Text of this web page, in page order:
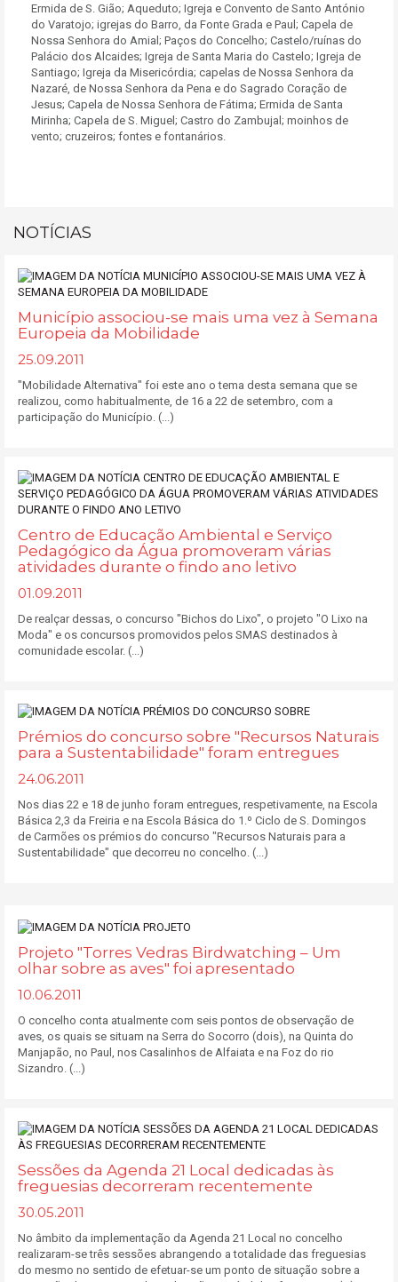
Ermida de S. Gião; Aqueduto; Igreja e Convento de Santo António
do Varatojo; igrejas do Barro, da Fonte Grada e Paul; Capela de
Nossa Senhora do Amial; Paços do Concelho; Castelo/ruínas do
Palácio dos Alcaides; Igreja de Santa Maria do Castelo; Igreja de
Santiago; Igreja da Misericórdia; capelas de Nossa Senhora da
Nazaré, de Nossa Senhora da Pena e do Sagrado Coração de
Jesus; Capela de Nossa Senhora de Fátima; Ermida de Santa
Mirinha; Capela de S. Miguel; Castro do Zambujal; moinhos de
vento; cruzeiros; fontes e fontanários.
NOTÍCIAS
Município associou-se mais uma vez à Semana
Europeia da Mobilidade
25.09.2011
"Mobilidade Alternativa" foi este ano o tema desta semana que se
realizou, como habitualmente, de 16 a 22 de setembro, com a
participação do Município. (...)
Centro de Educação Ambiental e Serviço
Pedagógico da Água promoveram várias
atividades durante o findo ano letivo
01.09.2011
De realçar dessas, o concurso "Bichos do Lixo", o projeto "O Lixo na
Moda" e os concursos promovidos pelos SMAS destinados à
comunidade escolar. (...)
Prémios do concurso sobre "Recursos Naturais
para a Sustentabilidade" foram entregues
24.06.2011
Nos dias 22 e 18 de junho foram entregues, respetivamente, na Escola
Básica 2,3 da Freiria e na Escola Básica do 1.º Ciclo de S. Domingos
de Carmões os prémios do concurso "Recursos Naturais para a
Sustentabilidade" que decorreu no concelho. (...)
Projeto "Torres Vedras Birdwatching – Um
olhar sobre as aves" foi apresentado
10.06.2011
O concelho conta atualmente com seis pontos de observação de
aves, os quais se situam na Serra do Socorro (dois), na Quinta do
Manjapão, no Paul, nos Casalinhos de Alfaiata e na Foz do rio
Sizandro. (...)
Sessões da Agenda 21 Local dedicadas às
freguesias decorreram recentemente
30.05.2011
No âmbito da implementação da Agenda 21 Local no concelho
realizaram-se três sessões abrangendo a totalidade das freguesias
do mesmo no sentido de efetuar-se um ponto de situação sobre a